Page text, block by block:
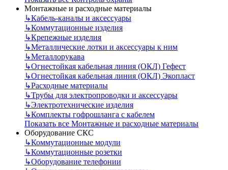
Монтажные и расходные материалы
↳Кабель-каналы и аксессуары
↳Коммутационные изделия
↳Крепежные изделия
↳Металлические лотки и аксессуары к ним
↳Металлорукава
↳Огнестойкая кабельная линия (ОКЛ) Гефест
↳Огнестойкая кабельная линия (ОКЛ) Экопласт
↳Расходные материалы
↳Трубы для электропроводки и аксессуары
↳Электротехнические изделия
↳Комплекты гофрошланга с кабелем
Показать все Монтажные и расходные материалы
Оборудование СКС
↳Коммутационные модули
↳Коммутационные розетки
↳Оборудование телефонии